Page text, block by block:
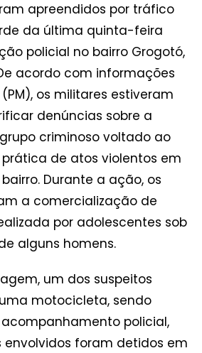
apreendidos por tráfico
da última quinta-feira
policial no bairro Grogotó,
acordo com informações
os militares estiveram
denúncias sobre a
criminoso voltado ao
de atos violentos em
Durante a ação, os
a comercialização de
por adolescentes sob
alguns homens.
um dos suspeitos
motocicleta, sendo
policial,
envolvidos foram detidos em